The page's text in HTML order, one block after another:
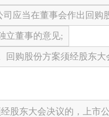
司应当在董事会作出回购
董事的意见;
购股份方案须经股东大
股东大会决议的，上市